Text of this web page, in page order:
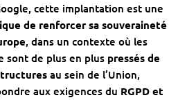
cette implantation est une
de renforcer sa souveraineté
, dans un contexte où les
sont de plus en plus pressés de
au sein de l’Union,
aux exigences du RGPD et